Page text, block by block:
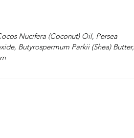
Nucifera (Coconut) Oil, Persea
Butyrospermum Parkii (Shea) Butter,